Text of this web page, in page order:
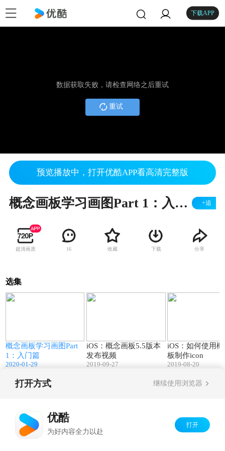
下载APP
数据获取失败，请检查网络之后重试
重试
预览播放中，打开优酷APP看高清完整版
概念画板学习画图Part 1：入门篇 +追
超清画质 16 收藏 下载 分享
选集
概念画板学习画图Part
1：入门篇
2020-01-29
iOS：概念画板5.5版本
发布视频
2019-09-27
iOS：如何使用
板制作icon
2019-08-20
打开方式 继续使用浏览器
优酷
为好内容全力以赴
打开